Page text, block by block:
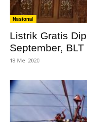
Nasional
Listrik Gratis
September,
18 Mei 2020